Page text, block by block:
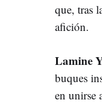
que, tras
afición.
Lamine
buques
en unirse